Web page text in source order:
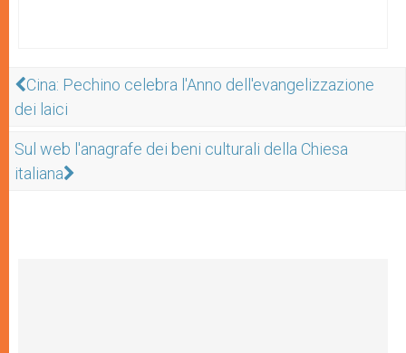
Cina: Pechino celebra l'Anno dell'evangelizzazione
dei laici
Sul web l'anagrafe dei beni culturali della Chiesa
italiana